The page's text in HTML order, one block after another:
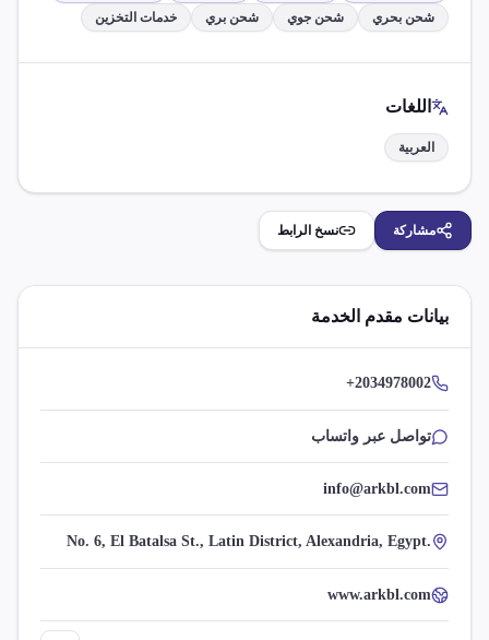
شحن بحري
شحن جوي شحن بري خدمات التخزين
اللغات
العربية
مشاركة نسخ الرابط
بيانات مقدم الخدمة
+2034978002
تواصل عبر واتساب
info@arkbl.com
No. 6, El Batalsa St., Latin District, Alexandria, Egypt.
www.arkbl.com